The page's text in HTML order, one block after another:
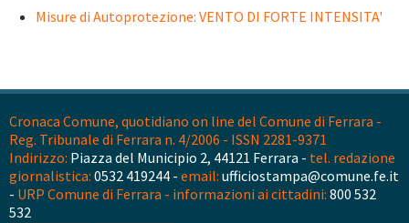
Misure di Autoprotezione: VENTO DI FORTE INTENSITA'
Cronaca Comune, quotidiano on line del Comune di Ferrara -
Reg. Tribunale di Ferrara n. 4/2006 - ISSN 2281-9371
Indirizzo: Piazza del Municipio 2, 44121 Ferrara - tel. redazione
giornalistica: 0532 419244 - email: ufficiostampa@comune.fe.it
- URP Comune di Ferrara - informazioni ai cittadini: 800 532
532